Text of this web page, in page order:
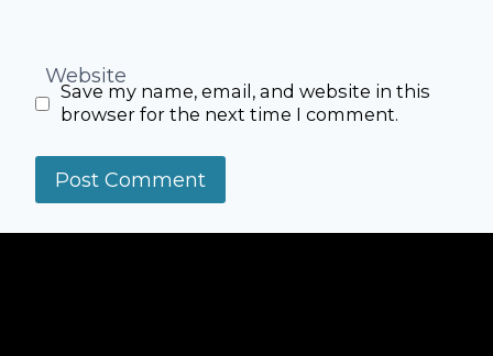
Website
Save my name, email, and website in this
browser for the next time I comment.